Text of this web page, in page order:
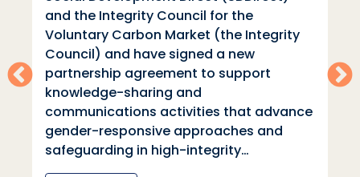
and the Integrity Council for the
Voluntary Carbon Market (the Integrity
Council) and have signed a new
partnership agreement to support
knowledge-sharing and
communications activities that advance
gender-responsive approaches and
safeguarding in high-integrity…